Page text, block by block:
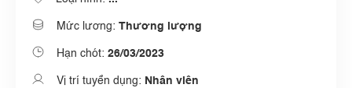
Mức lương: Thương lượng
Hạn chót: 26/03/2023
Vị trí tuyển dụng: Nhân viên